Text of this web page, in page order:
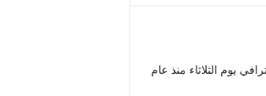
الاحترافي يوم الثلاثاء منذ عام